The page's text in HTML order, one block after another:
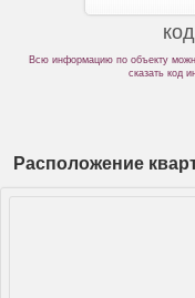
Всю информацию по объекту
сказать код
Расположение